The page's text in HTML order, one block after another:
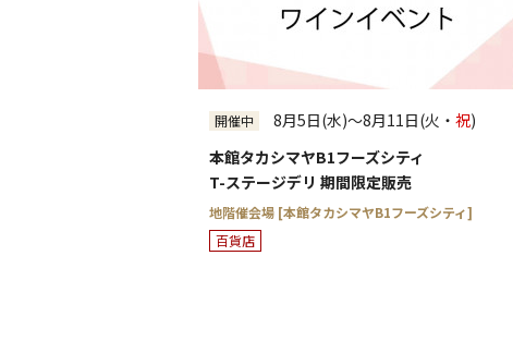
開催中 8月5日(水)～8月11日(火・ 祝)
本館タカシマヤB1フーズシティ
T-ステージデリ 期間限定販売
地階催会場 [本館タカシマヤB1フーズシティ]
百貨店